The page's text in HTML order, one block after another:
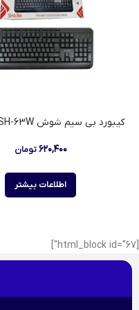
کیبورد بی سیم شوش SHOOSH SH-63W
۶۲۰,۴۰۰ تومان
اطلاعات بیشتر